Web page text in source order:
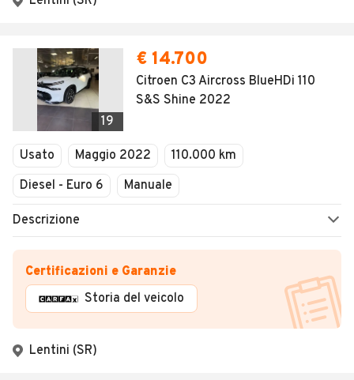
19
€ 14.700
Citroen C3 Aircross BlueHDi 110
S&S Shine 2022
Usato Maggio 2022
110.000 km
Diesel - Euro 6
Manuale
Descrizione
Certificazioni e Garanzie
Storia del veicolo
Lentini (SR)